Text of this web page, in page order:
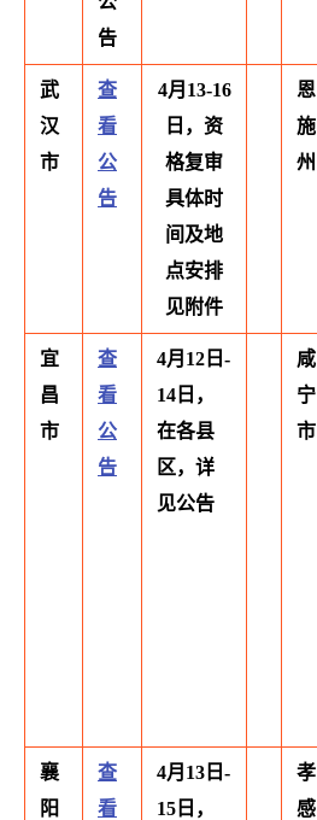
告
武
汉
市
查
看
公
告
4月13-16
日，资
格复审
具体时
间及地
点安排
见附件
恩
施
州
宜
昌
市
查
看
公
告
4月12日-
14日，
在各县
区，详
见公告
咸
宁
市
襄
阳
查
看
4月13日-
15日，
孝
感